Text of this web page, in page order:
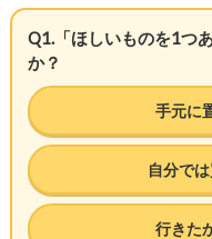
Q1.「ほしいものを1つ
か？
手元に
自分で
行きた